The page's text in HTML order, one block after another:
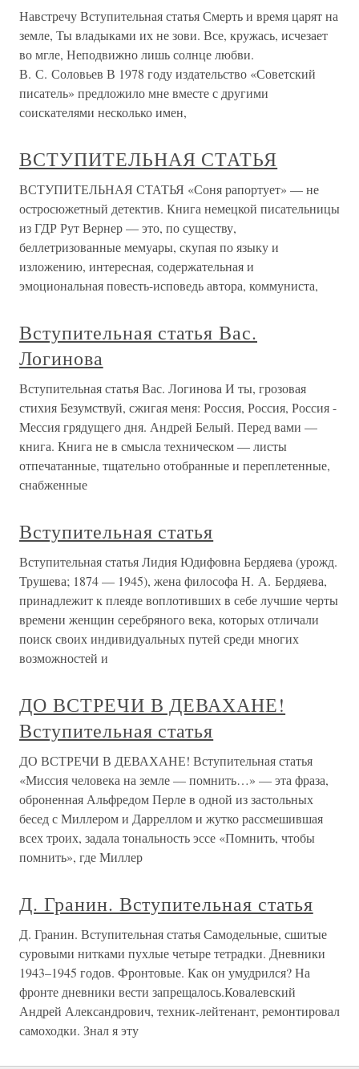
Навстречу Вступительная статья Смерть и время царят на
земле, Ты владыками их не зови. Все, кружась, исчезает
во мгле, Неподвижно лишь солнце любви.
В. С. Соловьев В 1978 году издательство «Советский
писатель» предложило мне вместе с другими
соискателями несколько имен,
ВСТУПИТЕЛЬНАЯ СТАТЬЯ
ВСТУПИТЕЛЬНАЯ СТАТЬЯ «Соня рапортует» — не
остросюжетный детектив. Книга немецкой писательницы
из ГДР Рут Вернер — это, по существу,
беллетризованные мемуары, скупая по языку и
изложению, интересная, содержательная и
эмоциональная повесть-исповедь автора, коммуниста,
Вступительная статья Вас.
Логинова
Вступительная статья Вас. Логинова И ты, грозовая
стихия Безумствуй, сжигая меня: Россия, Россия, Россия -
Мессия грядущего дня. Андрей Белый. Перед вами —
книга. Книга не в смысла техническом — листы
отпечатанные, тщательно отобранные и переплетенные,
снабженные
Вступительная статья
Вступительная статья Лидия Юдифовна Бердяева (урожд.
Трушева; 1874 — 1945), жена философа Н. А. Бердяева,
принадлежит к плеяде воплотивших в себе лучшие черты
времени женщин серебряного века, которых отличали
поиск своих индивидуальных путей среди многих
возможностей и
ДО ВСТРЕЧИ В ДЕВАХАНЕ!
Вступительная статья
ДО ВСТРЕЧИ В ДЕВАХАНЕ! Вступительная статья
«Миссия человека на земле — помнить…» — эта фраза,
оброненная Альфредом Перле в одной из застольных
бесед с Миллером и Дарреллом и жутко рассмешившая
всех троих, задала тональность эссе «Помнить, чтобы
помнить», где Миллер
Д. Гранин. Вступительная статья
Д. Гранин. Вступительная статья Самодельные, сшитые
суровыми нитками пухлые четыре тетрадки. Дневники
1943–1945 годов. Фронтовые. Как он умудрился? На
фронте дневники вести запрещалось.Ковалевский
Андрей Александрович, техник-лейтенант, ремонтировал
самоходки. Знал я эту